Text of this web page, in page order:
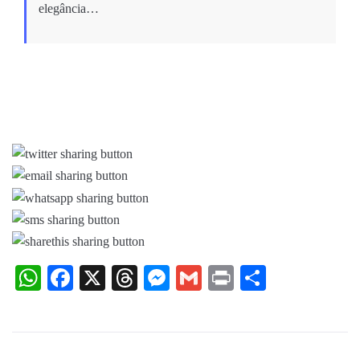
elegância…
WhatsApp
Facebook
X Threads
Messenger
Gmail
Print